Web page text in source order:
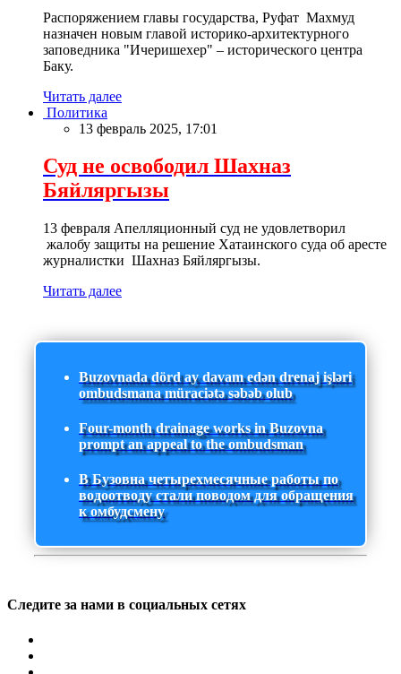
Распоряжением главы государства, Руфат Махмуд
назначен новым главой историко-архитектурного
заповедника "Ичеришехер" – исторического центра
Баку.
Читать далее
Политика
13 февраль 2025, 17:01
Суд не освободил Шахназ
Бяйляргызы
13 февраля Апелляционный суд не удовлетворил
жалобу защиты на решение Хатаинского суда об аресте
журналистки Шахназ Бяйляргызы.
Читать далее
Buzovnada dörd ay davam edən drenaj işləri
ombudsmana müraciətə səbəb olub
Four-month drainage works in Buzovna
prompt an appeal to the ombudsman
В Бузовна четырехмесячные работы по
водоотводу стали поводом для обращения
к омбудсмену
Следите за нами в социальных сетях